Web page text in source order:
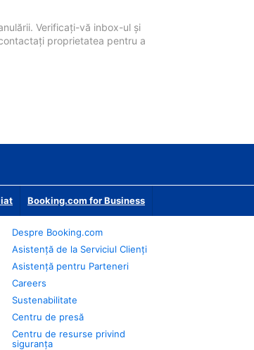
Verificați-vă inbox-ul și
proprietatea pentru a
Booking.com for Business
Despre Booking.com
Asistență de la Serviciul Clienți
Asistență pentru Parteneri
Careers
Sustenabilitate
Centru de presă
Centru de resurse privind
siguranța